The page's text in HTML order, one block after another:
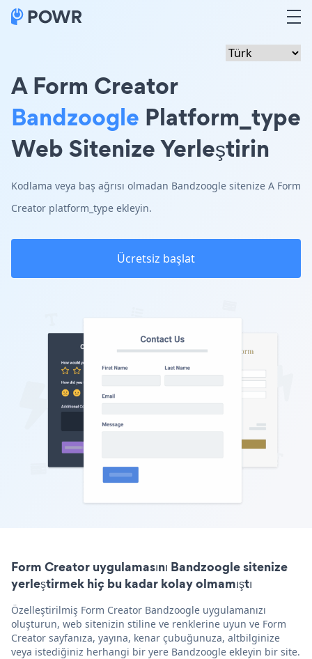
A Form Creator
Bandzoogle Platform_type
Web Sitenize Yerleştirin
Kodlama veya baş ağrısı olmadan Bandzoogle sitenize A Form
Creator platform_type ekleyin.
Ücretsiz başlat
Form Creator uygulamasını Bandzoogle sitenize
yerleştirmek hiç bu kadar kolay olmamıştı
Özelleştirilmiş Form Creator Bandzoogle uygulamanızı
oluşturun, web sitenizin stiline ve renklerine uyun ve Form
Creator sayfanıza, yayına, kenar çubuğunuza, altbilginize
veya istediğiniz herhangi bir yere Bandzoogle ekleyin bir site.